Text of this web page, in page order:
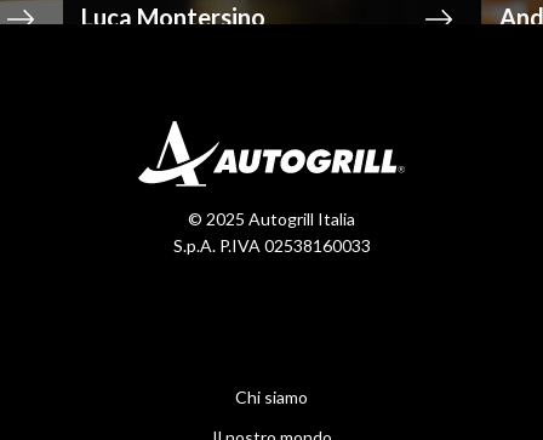
Luca Montersino
© 2025 Autogrill Italia
S.p.A. P.IVA 02538160033
Chi siamo